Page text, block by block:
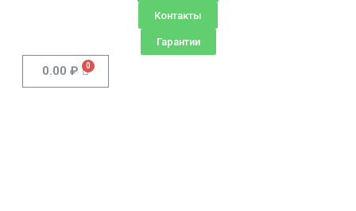
Контакты
Гарантии
0.00 ₽